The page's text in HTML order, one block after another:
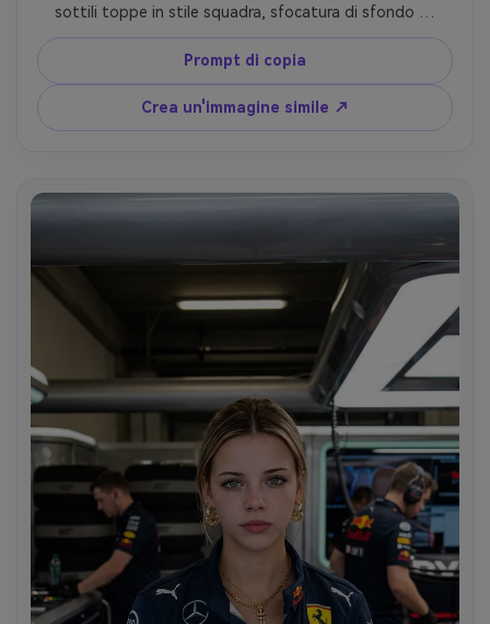
sottili toppe in stile squadra, sfocatura di sfondo
pulita, struttura della pelle lucida, illuminazione
controllata da studio a pista, fotografia editoriale
premium e calma sicurezza del campione,
preservando l'esatta identità facciale.
Prompt di copia
Crea un'immagine simile ↗